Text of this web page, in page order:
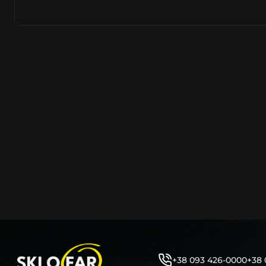
Комплектація товару виробника та зовнішній
відрізнятися від фотографій, представлених на
+38 093 426-0000+38